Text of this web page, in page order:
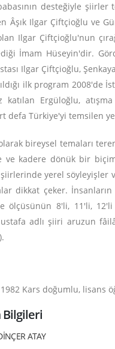
desteğiyle
Âşık Ilgar Çiftçioğlu ve
Ilgar Çiftçioğlu'nun
İmam Hüseyin'dir.
Ilgar Çiftçioğlu,
ilk program 2008'de
Ergüloğlu,
defa Türkiye'yi temsilen
bireysel temaları
ve kadere dönük bir
yerel söyleyişler
dikkat çeker.
ölçüsünün 8'li, 11'li,
adlı şiiri aruzun
Kars doğumlu, lisans
Bilgileri
ATAY